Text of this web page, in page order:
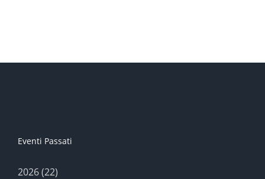
Eventi Passati
2026 (22)